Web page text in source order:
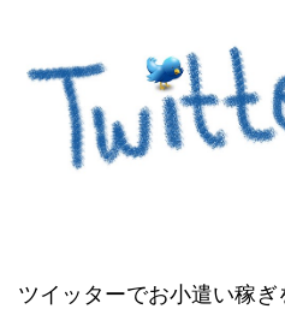
ツイッターでお小遣い稼